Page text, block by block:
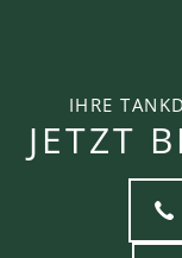
IHRE
JETZT